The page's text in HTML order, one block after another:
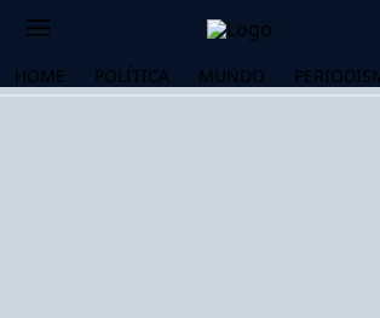
HOME POLÍTICA MUNDO